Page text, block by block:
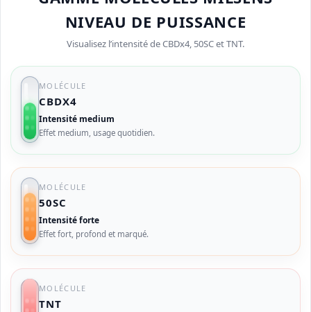
NIVEAU DE PUISSANCE
Visualisez l’intensité de CBDx4, 50SC et TNT.
MOLÉCULE
CBDX4
Intensité medium
Effet medium, usage quotidien.
MOLÉCULE
50SC
Intensité forte
Effet fort, profond et marqué.
MOLÉCULE
TNT